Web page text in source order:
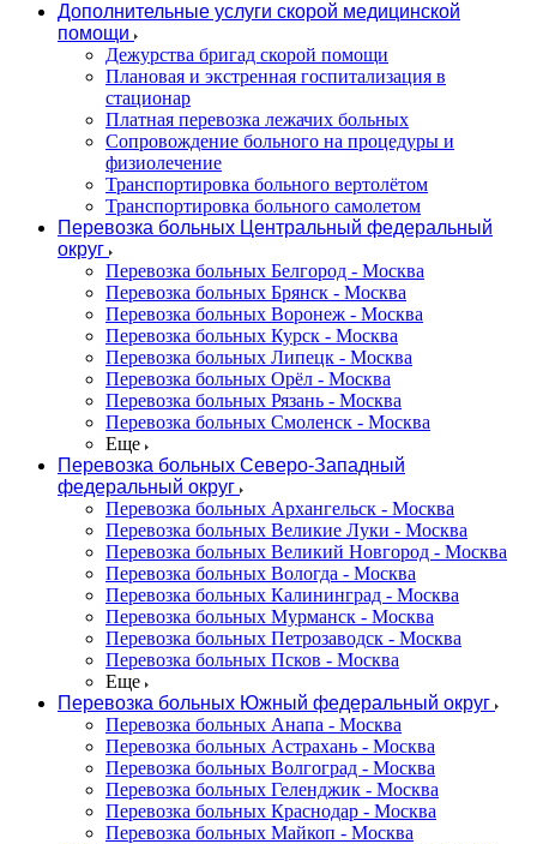
Дополнительные услуги скорой медицинской
помощи
Дежурства бригад скорой помощи
Плановая и экстренная госпитализация в
стационар
Платная перевозка лежачих больных
Сопровождение больного на процедуры и
физиолечение
Транспортировка больного вертолётом
Транспортировка больного самолетом
Перевозка больных Центральный федеральный
округ
Перевозка больных Белгород - Москва
Перевозка больных Брянск - Москва
Перевозка больных Воронеж - Москва
Перевозка больных Курск - Москва
Перевозка больных Липецк - Москва
Перевозка больных Орёл - Москва
Перевозка больных Рязань - Москва
Перевозка больных Смоленск - Москва
Еще
Перевозка больных Северо-Западный
федеральный округ
Перевозка больных Архангельск - Москва
Перевозка больных Великие Луки - Москва
Перевозка больных Великий Новгород - Москва
Перевозка больных Вологда - Москва
Перевозка больных Калининград - Москва
Перевозка больных Мурманск - Москва
Перевозка больных Петрозаводск - Москва
Перевозка больных Псков - Москва
Еще
Перевозка больных Южный федеральный округ
Перевозка больных Анапа - Москва
Перевозка больных Астрахань - Москва
Перевозка больных Волгоград - Москва
Перевозка больных Геленджик - Москва
Перевозка больных Краснодар - Москва
Перевозка больных Майкоп - Москва